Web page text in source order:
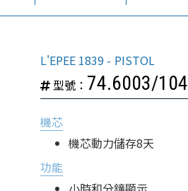
L'EPEE 1839
PISTOL
型號： 74.6003/104
機芯
機芯動力儲存8天
功能